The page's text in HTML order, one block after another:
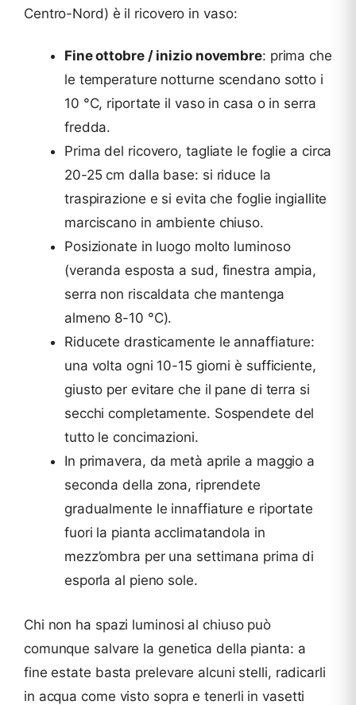
Centro-Nord) è il ricovero in vaso:
Fine ottobre / inizio novembre: prima che
le temperature notturne scendano sotto i
10 °C, riportate il vaso in casa o in serra
fredda.
Prima del ricovero, tagliate le foglie a circa
20-25 cm dalla base: si riduce la
traspirazione e si evita che foglie ingiallite
marciscano in ambiente chiuso.
Posizionate in luogo molto luminoso
(veranda esposta a sud, finestra ampia,
serra non riscaldata che mantenga
almeno 8-10 °C).
Riducete drasticamente le annaffiature:
una volta ogni 10-15 giorni è sufficiente,
giusto per evitare che il pane di terra si
secchi completamente. Sospendete del
tutto le concimazioni.
In primavera, da metà aprile a maggio a
seconda della zona, riprendete
gradualmente le innaffiature e riportate
fuori la pianta acclimatandola in
mezz’ombra per una settimana prima di
esporla al pieno sole.
Chi non ha spazi luminosi al chiuso può
comunque salvare la genetica della pianta: a
fine estate basta prelevare alcuni stelli, radicarli
in acqua come visto sopra e tenerli in vasetti